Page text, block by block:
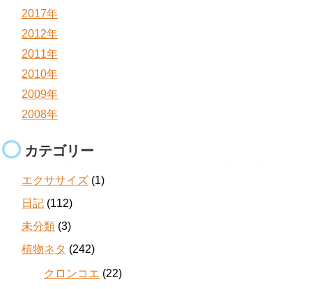
2017年
2012年
2011年
2010年
2009年
2008年
カテゴリー
エクササイズ (1)
日記 (112)
未分類 (3)
植物ネタ (242)
クロンコエ (22)